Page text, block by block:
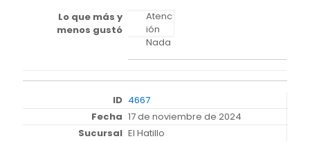
Atenc
ión
Nada
4667
17 de noviembre de 2024
El Hatillo